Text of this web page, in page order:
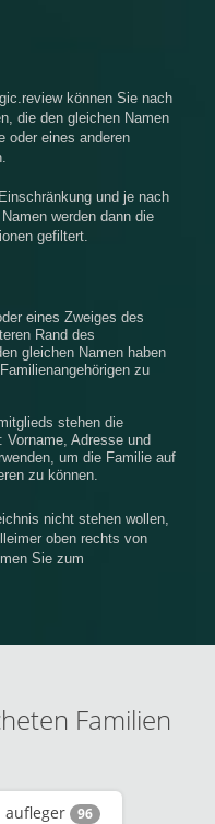
können Sie nach
die den gleichen Namen
oder eines anderen
und je nach
werden dann die
gefiltert.
eines Zweiges des
Rand des
gleichen Namen haben
zu
stehen die
Vorname, Adresse und
um die Familie auf
zu können.
nicht stehen wollen,
oben rechts von
Sie zum
Familien
aufleger 96